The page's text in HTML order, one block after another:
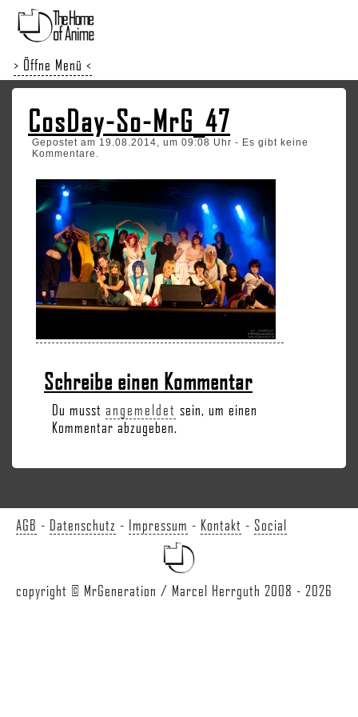
> Öffne Menü <
CosDay-So-MrG_47
Gepostet am 19.08.2014, um 09:08 Uhr - Es gibt keine
Kommentare.
Schreibe einen Kommentar
Du musst angemeldet sein, um einen
Kommentar abzugeben.
AGB - Datenschutz - Impressum - Kontakt - Social
copyright © MrGeneration / Marcel Herrguth 2008 - 2026